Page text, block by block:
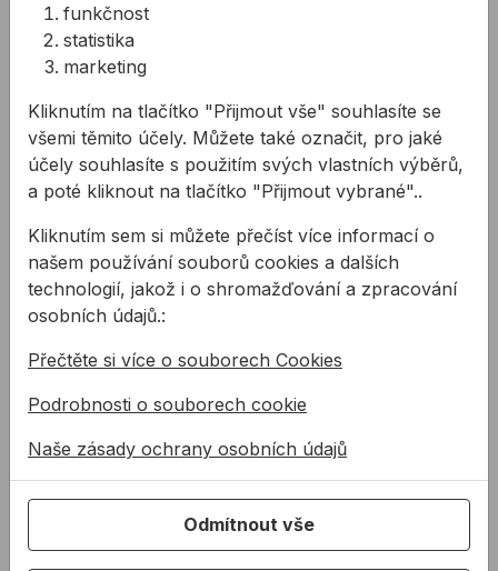
Související produkty
Rukavice CERVA EIDER kombinované
Rukavice CERVA EIDER
kombinované
Ochranné rukavice Eider.
Rukavice z jednoho kusu
hovězí štípané kůže v dlani s
podšívkou. Hřbetní čá ...
83,30 Kč
49,98Kč s DPH
celokožené svářečské
Celokožené rukavice z
hovězí štípenky v délce 35
cm, s bavlněnou podšívkou,
zesílením v dlani a kryt ...
funkčnost
statistika
marketing
Kliknutím na tlačítko "Přijmout vše" souhlasíte se
všemi těmito účely. Můžete také označit, pro jaké
účely souhlasíte s použitím svých vlastních výběrů,
a poté kliknout na tlačítko "Přijmout vybrané"..
Kliknutím sem si můžete přečíst více informací o
našem používání souborů cookies a dalších
technologií, jakož i o shromažďování a zpracování
osobních údajů.:
Přečtěte si více o souborech Cookies
Podrobnosti o souborech cookie
Naše zásady ochrany osobních údajů
Odmítnout vše